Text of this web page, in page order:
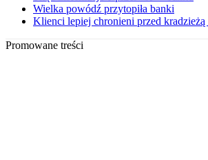
Wielka powódź przytopiła banki
Klienci lepiej chronieni przed
Promowane treści